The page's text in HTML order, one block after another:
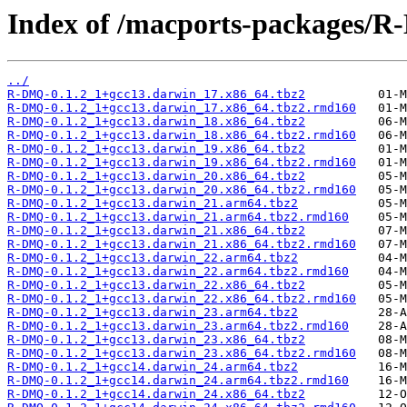
Index of /macports-packages/
../
R-DMQ-0.1.2_1+gcc13.darwin_17.x86_64.tbz2
R-DMQ-0.1.2_1+gcc13.darwin_17.x86_64.tbz2.rmd160
R-DMQ-0.1.2_1+gcc13.darwin_18.x86_64.tbz2
R-DMQ-0.1.2_1+gcc13.darwin_18.x86_64.tbz2.rmd160
R-DMQ-0.1.2_1+gcc13.darwin_19.x86_64.tbz2
R-DMQ-0.1.2_1+gcc13.darwin_19.x86_64.tbz2.rmd160
R-DMQ-0.1.2_1+gcc13.darwin_20.x86_64.tbz2
R-DMQ-0.1.2_1+gcc13.darwin_20.x86_64.tbz2.rmd160
R-DMQ-0.1.2_1+gcc13.darwin_21.arm64.tbz2
R-DMQ-0.1.2_1+gcc13.darwin_21.arm64.tbz2.rmd160
R-DMQ-0.1.2_1+gcc13.darwin_21.x86_64.tbz2
R-DMQ-0.1.2_1+gcc13.darwin_21.x86_64.tbz2.rmd160
R-DMQ-0.1.2_1+gcc13.darwin_22.arm64.tbz2
R-DMQ-0.1.2_1+gcc13.darwin_22.arm64.tbz2.rmd160
R-DMQ-0.1.2_1+gcc13.darwin_22.x86_64.tbz2
R-DMQ-0.1.2_1+gcc13.darwin_22.x86_64.tbz2.rmd160
R-DMQ-0.1.2_1+gcc13.darwin_23.arm64.tbz2
R-DMQ-0.1.2_1+gcc13.darwin_23.arm64.tbz2.rmd160
R-DMQ-0.1.2_1+gcc13.darwin_23.x86_64.tbz2
R-DMQ-0.1.2_1+gcc13.darwin_23.x86_64.tbz2.rmd160
R-DMQ-0.1.2_1+gcc14.darwin_24.arm64.tbz2
R-DMQ-0.1.2_1+gcc14.darwin_24.arm64.tbz2.rmd160
R-DMQ-0.1.2_1+gcc14.darwin_24.x86_64.tbz2